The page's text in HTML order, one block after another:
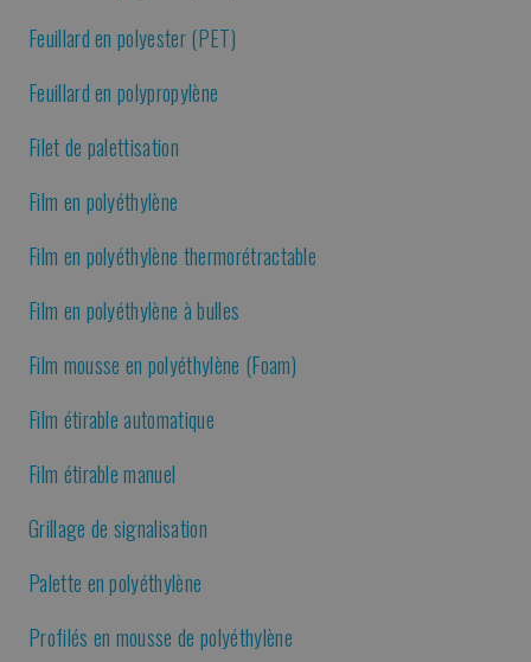
Feuillard en polyester (PET)
Feuillard en polypropylène
Filet de palettisation
Film en polyéthylène
Film en polyéthylène thermorétractable
Film en polyéthylène à bulles
Film mousse en polyéthylène (Foam)
Film étirable automatique
Film étirable manuel
Grillage de signalisation
Palette en polyéthylène
Profilés en mousse de polyéthylène